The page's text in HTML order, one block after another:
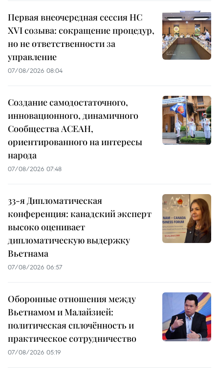
Первая внеочередная сессия НС
XVI созыва: сокращение процедур,
но не ответственности за
управление
07/08/2026 08:04
Создание самодостаточного,
инновационного, динамичного
Сообщества АСЕАН,
ориентированного на интересы
народа
07/08/2026 07:48
33-я Дипломатическая
конференция: канадский эксперт
высоко оценивает
дипломатическую выдержку
Вьетнама
07/08/2026 06:57
Оборонные отношения между
Вьетнамом и Малайзией:
политическая сплочённость и
практическое сотрудничество
07/08/2026 05:19